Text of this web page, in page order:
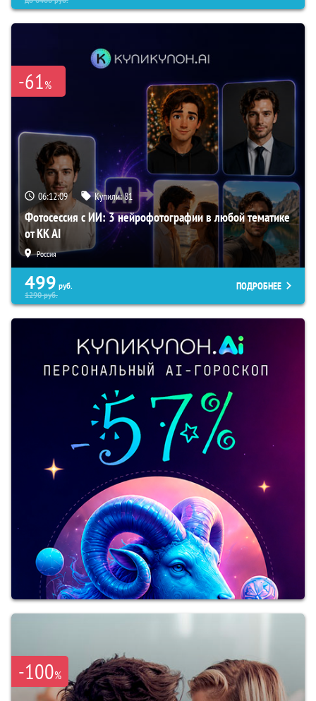
-61%
06:12:08 Купили:81
Фотосессия с ИИ: 3 нейрофотографии в любой тематике
от KK AI
Россия
499 руб.
1290руб.
ПОДРОБНЕЕ
-100%